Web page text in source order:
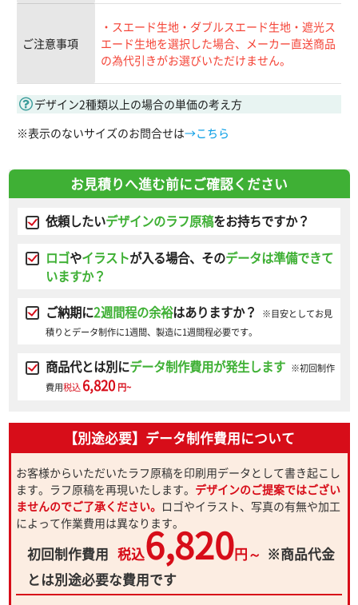
ご注意事項
・スエード生地・ダブルスエード生地・遮光ス
エード生地を選択した場合、メーカー直送商品
の為代引きがお選びいただけません。
デザイン2種類以上の場合の単価の考え方
※表示のないサイズのお問合せは→こちら
お見積りへ進む前にご確認ください
依頼したいデザインのラフ原稿をお持ちですか？
ロゴやイラストが入る場合、そのデータは準備できて
いますか？
ご納期に2週間程の余裕はありますか？
※目安としてお見
積りとデータ制作に1週間、製造に1週間程必要です。
商品代とは別にデータ制作費用が発生します ※初回制作
費用税込6,820 円~
【別途必要】データ制作費用について
お客様からいただいたラフ原稿を印刷用データとして書き起こし
ます。ラフ原稿を再現いたします。 デザインのご提案ではござい
ませんのでご了承ください。 ロゴやイラスト、写真の有無や加工
によって作業費用は異なります。
初回制作費用 税込6,820円～ ※商品代金
とは別途必要な費用です